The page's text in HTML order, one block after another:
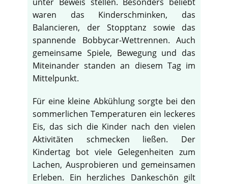
unter Beweis stellen. Besonders beliebt
waren das Kinderschminken, das
Balancieren, der Stopptanz sowie das
spannende Bobbycar-Wettrennen. Auch
gemeinsame Spiele, Bewegung und das
Miteinander standen an diesem Tag im
Mittelpunkt.
Für eine kleine Abkühlung sorgte bei den
sommerlichen Temperaturen ein leckeres
Eis, das sich die Kinder nach den vielen
Aktivitäten schmecken ließen. Der
Kindertag bot viele Gelegenheiten zum
Lachen, Ausprobieren und gemeinsamen
Erleben. Ein herzliches Dankeschön gilt